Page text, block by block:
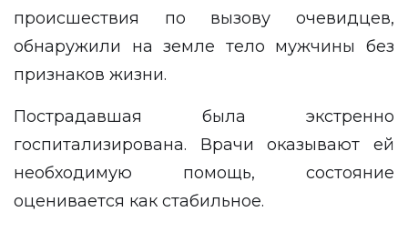
происшествия по вызову очевидцев,
обнаружили на земле тело мужчины без
признаков жизни.
Пострадавшая была экстренно
госпитализирована. Врачи оказывают ей
необходимую помощь, состояние
оценивается как стабильное.